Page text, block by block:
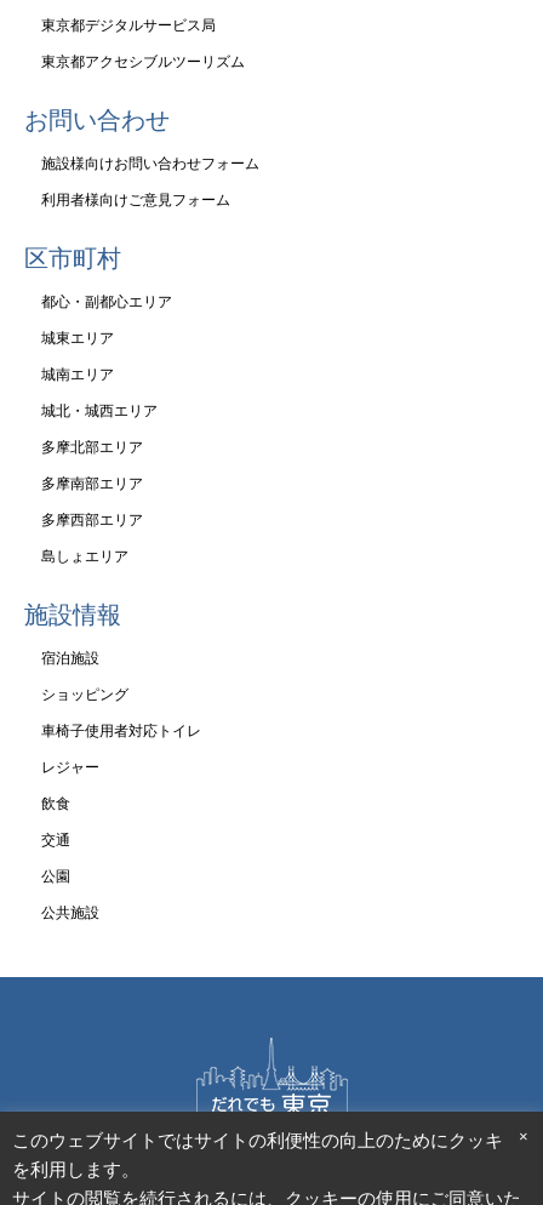
東京都デジタルサービス局
東京都アクセシブルツーリズム
お問い合わせ
施設様向けお問い合わせフォーム
利用者様向けご意見フォーム
区市町村
都心・副都心エリア
城東エリア
城南エリア
城北・城西エリア
多摩北部エリア
多摩南部エリア
多摩西部エリア
島しょエリア
施設情報
宿泊施設
ショッピング
車椅子使用者対応トイレ
レジャー
飲食
交通
公園
公共施設
施設様向けお問合せフォーム
サイトポリシー
アクセシビリティ方針 個人情報保護方針
×
このウェブサイトではサイトの利便性の向上のためにクッキー
を利用します。
サイトの閲覧を続行されるには、クッキーの使用にご同意いた